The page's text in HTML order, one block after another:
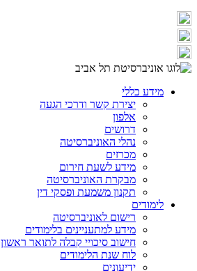
מידע כללי
יצירת קשר ודרכי הגעה
אלפון
דרושים
נהלי האוניברסיטה
מכרזים
מידע לשעת חירום
מבקרת האוניברסיטה
תקנון משמעת ופסקי דין
לימודים
רישום לאוניברסיטה
מידע למתעניינים בלימודים
חישוב סיכויי קבלה לתואר ראשון
לוח שנת הלימודים
ידיעונים